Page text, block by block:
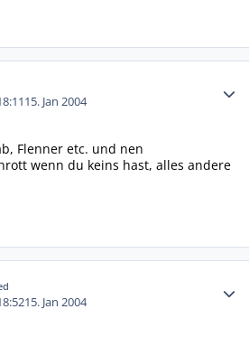
15. Jan 2004
Flenner etc. und nen
wenn du keins hast, alles andere
15. Jan 2004